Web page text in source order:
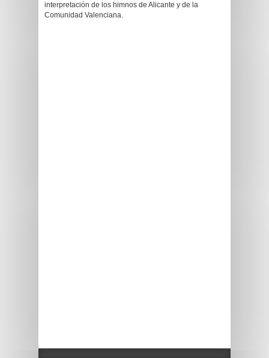
interpretación de los himnos de Alicante y de la
Comunidad Valenciana.